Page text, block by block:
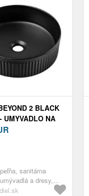
2 BLACK
UMYVADLO NA
PR. 36 CM
sanitárna
a dresy,
dosku